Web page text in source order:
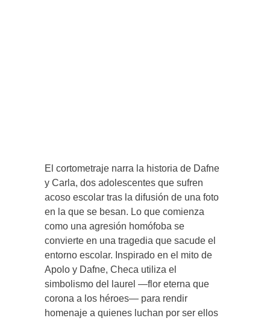
El cortometraje narra la historia de Dafne
y Carla, dos adolescentes que sufren
acoso escolar tras la difusión de una foto
en la que se besan. Lo que comienza
como una agresión homófoba se
convierte en una tragedia que sacude el
entorno escolar. Inspirado en el mito de
Apolo y Dafne, Checa utiliza el
simbolismo del laurel —flor eterna que
corona a los héroes— para rendir
homenaje a quienes luchan por ser ellos